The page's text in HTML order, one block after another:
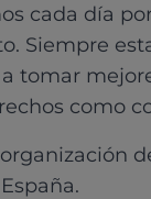
cada día
Siempre
tomar
como